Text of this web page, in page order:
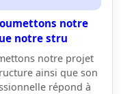
notre
notre stru
notre projet
ainsi que son
répond à